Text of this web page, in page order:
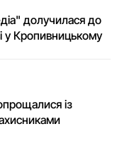
долучилася до
у Кропивницькому
із